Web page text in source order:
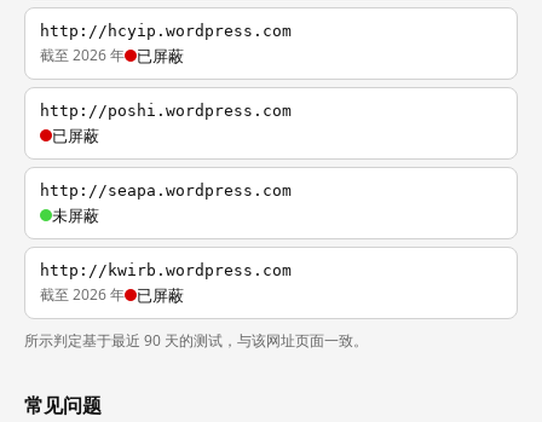
http://hcyip.wordpress.com
截至 2026 年 已屏蔽
http://poshi.wordpress.com
已屏蔽
http://seapa.wordpress.com
未屏蔽
http://kwirb.wordpress.com
截至 2026 年 已屏蔽
所示判定基于最近 90 天的测试，与该网址页面一致。
常见问题